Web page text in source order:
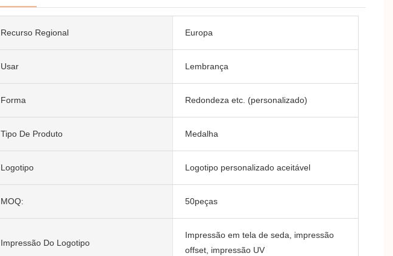
Recurso Regional Europa
Usar Lembrança
Forma Redondeza etc. (personalizado)
Tipo De Produto Medalha
Logotipo Logotipo personalizado aceitável
MOQ: 50peças
Impressão Do Logotipo
Impressão em tela de seda, impressão
offset, impressão UV